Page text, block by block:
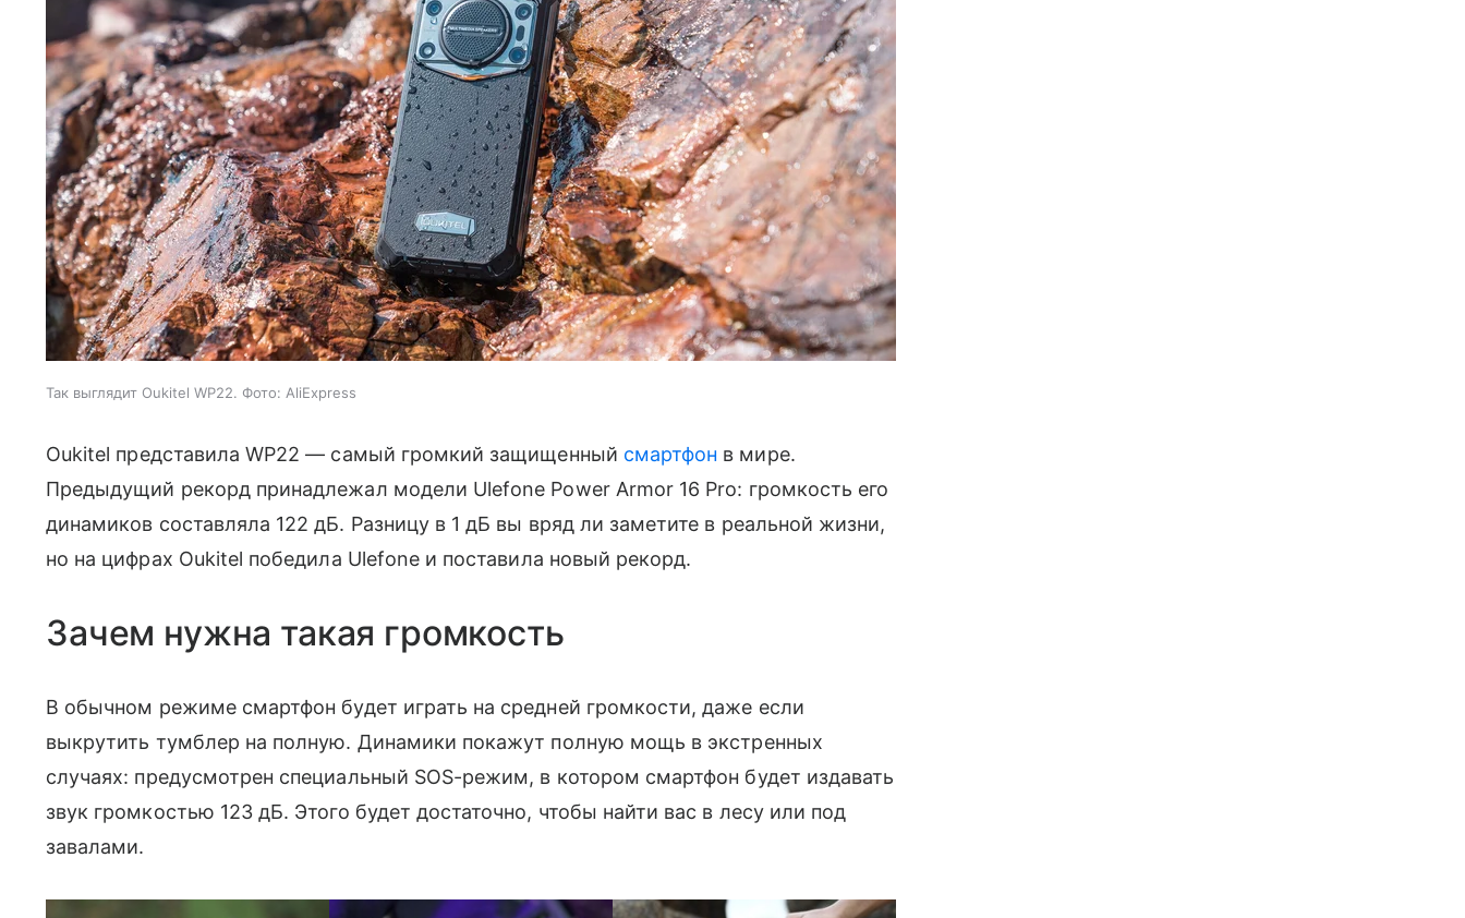
Так выглядит Oukitel WP22. Фото: AliExpress
Oukitel представила WP22 — самый громкий защищенный смартфон в мире.
Предыдущий рекорд принадлежал модели Ulefone Power Armor 16 Pro: громкость его
динамиков составляла 122 дБ. Разницу в 1 дБ вы вряд ли заметите в реальной жизни,
но на цифрах Oukitel победила Ulefone и поставила новый рекорд.
Зачем нужна такая громкость
В обычном режиме смартфон будет играть на средней громкости, даже если
выкрутить тумблер на полную. Динамики покажут полную мощь в экстренных
случаях: предусмотрен специальный SOS-режим, в котором смартфон будет издавать
звук громкостью 123 дБ. Этого будет достаточно, чтобы найти вас в лесу или под
завалами.